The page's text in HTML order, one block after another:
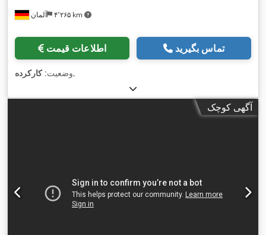
آلمان ۴٬۲۶۵ km
اطلاعات قیمت تماس بگیرید
وضعیت:کارکرده ,
آگهی کوچک